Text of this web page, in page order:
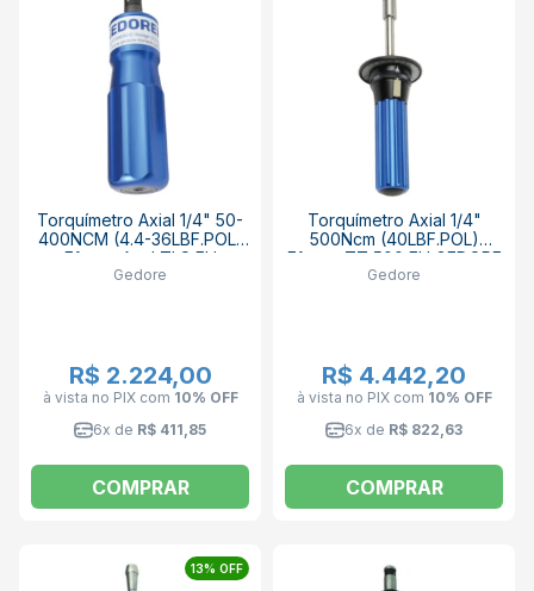
Torquímetro Axial 1/4" 50-
400NCM (4.4-36LBF.POL)
Fêmea Azul TLS FH
(STANDARD) GEDORE
Gedore
R$ 2.224,00
à vista no PIX com 10% OFF
6x de R$ 411,85
COMPRAR
Torquímetro Axial 1/4"
500Ncm (40LBF.POL)
Fêmea TT 500 FH GEDORE
Gedore
R$ 4.442,20
à vista no PIX com 10% OFF
6x de R$ 822,63
COMPRAR
13% OFF